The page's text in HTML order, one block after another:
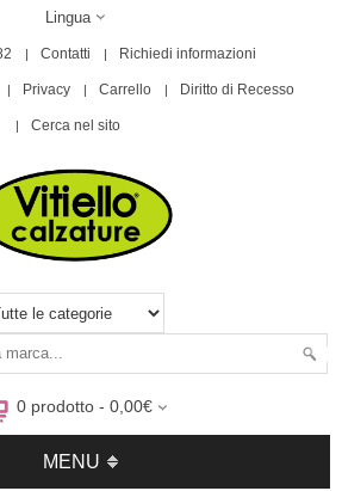
Lingua
Contatti Richiedi informazioni
Privacy Carrello Diritto di Recesso
Cerca nel sito
0 prodotto - 0,00€
MENU